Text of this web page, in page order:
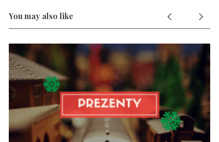
You may also like
e
r
h
f
o
r
: